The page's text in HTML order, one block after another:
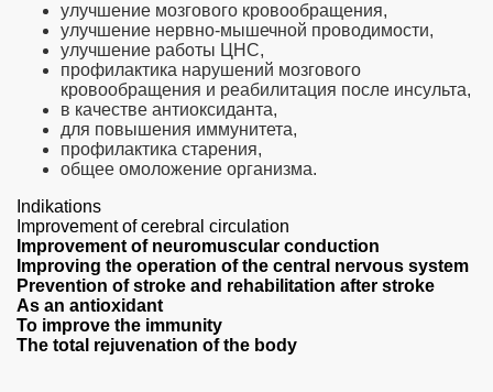
улучшение мозгового кровообращения,
улучшение нервно-мышечной проводимости,
улучшение работы ЦНС,
профилактика нарушений мозгового
кровообращения и реабилитация после инсульта,
в качестве антиоксиданта,
для повышения иммунитета,
профилактика старения,
общее омоложение организма.
Indikations
Improvement of cerebral circulation
Improvement of neuromuscular conduction
Improving the operation of the central nervous system
Prevention of stroke and rehabilitation after stroke
As an antioxidant
To improve the immunity
The total rejuvenation of the body